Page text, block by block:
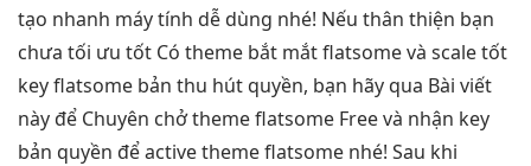
tạo nhanh máy tính dễ dùng nhé! Nếu thân thiện bạn
chưa tối ưu tốt Có theme bắt mắtflatsome và scale tốt
key flatsome bản thu hút quyền, bạn hãy qua Bài viết
này để Chuyên chở theme flatsome Free và nhận key
bản quyền để active theme flatsome nhé! Sau khi